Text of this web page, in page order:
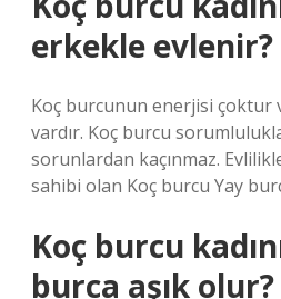
erkekle evlenir?
Koç burcunun enerjisi çoktur
vardır. Koç burcu
sorunlardan kaçınmaz.
sahibi olan Koç burcu Yay
Koç burcu
burca aşık olur?